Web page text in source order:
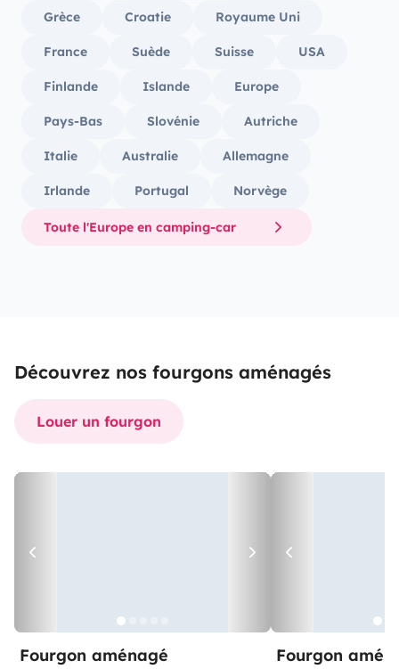
Grèce Croatie Royaume Uni
France Suède Suisse USA
Finlande Islande Europe
Pays-Bas Slovénie Autriche
Italie Australie Allemagne
Irlande Portugal Norvège
Toute l'Europe en camping-car
Découvrez nos fourgons aménagés
Louer un fourgon
Fourgon aménagé Fourgon